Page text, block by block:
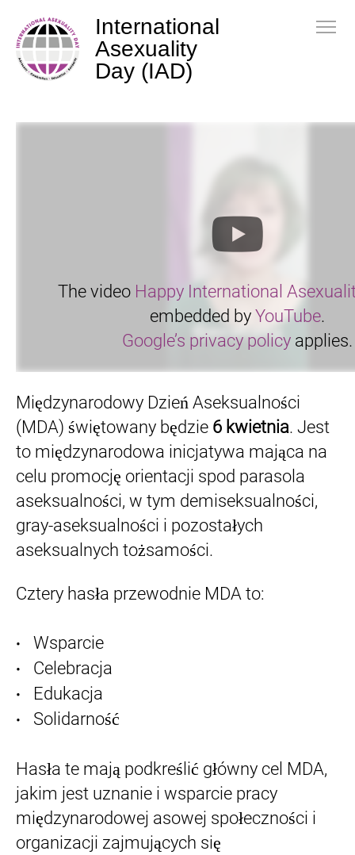
International
Asexuality
Day (IAD)
The video Happy International
embedded byYouTube.
Google’s privacy policy applies.
Międzynarodowy Dzień Aseksualności
(MDA) świętowany będzie 6 kwietnia. Jest
to międzynarodowa inicjatywa mająca na
celu promocję orientacji spod parasola
aseksualności, w tym demiseksualności,
gray-aseksualności i pozostałych
aseksualnych tożsamości.
Cztery hasła przewodnie MDA to:
Wsparcie
Celebracja
Edukacja
Solidarność
Hasła te mają podkreślić główny cel MDA,
jakim jest uznanie i wsparcie pracy
międzynarodowej asowej społeczności i
organizacji zajmujących się